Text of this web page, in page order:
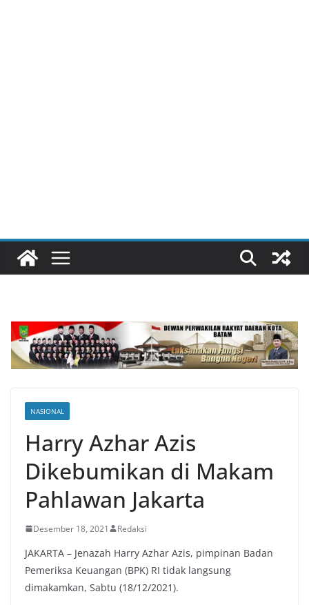
NASIONAL
Harry Azhar Azis
Dikebumikan di Makam
Pahlawan Jakarta
Desember 18, 2021 Redaksi
JAKARTA – Jenazah Harry Azhar Azis, pimpinan Badan
Pemeriksa Keuangan (BPK) RI tidak langsung
dimakamkan, Sabtu (18/12/2021).